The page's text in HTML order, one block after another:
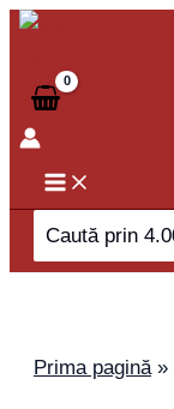
Skip
content
Search
for:
Prima pagină»